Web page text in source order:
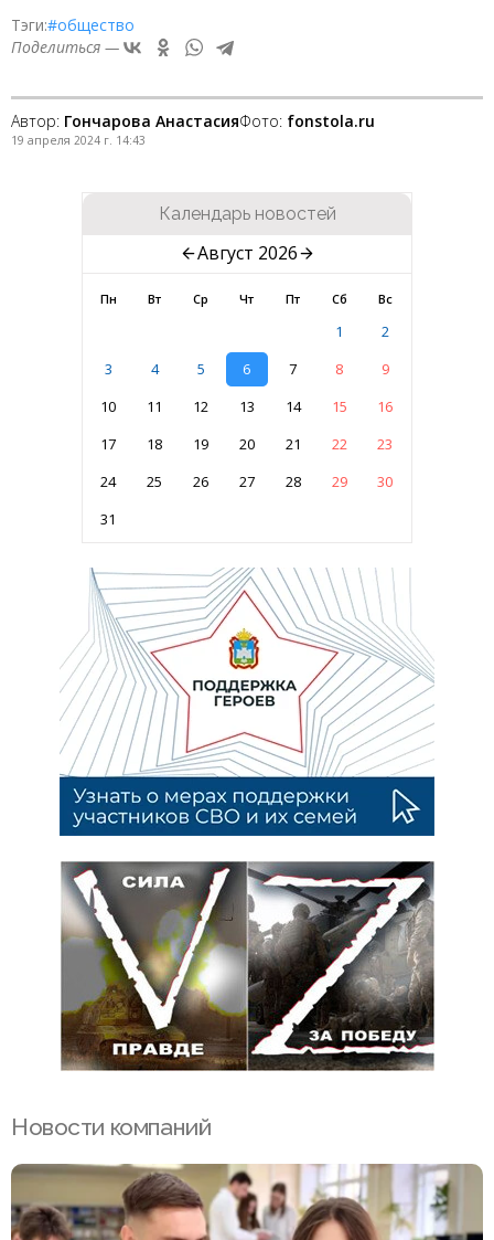
Тэги:#общество
Поделиться —
Автор: Гончарова АнастасияФото: fonstola.ru
19 апреля 2024 г. 14:43
Календарь новостей
Август 2026
Пн Вт Ср Чт Пт Сб Вс
1
2
3
4 5 6 7 8
9
10
11 12 13 14 15
16
17
18 19 20 21 22
23
24
25 26 27 28 29
30
31
Новости компаний